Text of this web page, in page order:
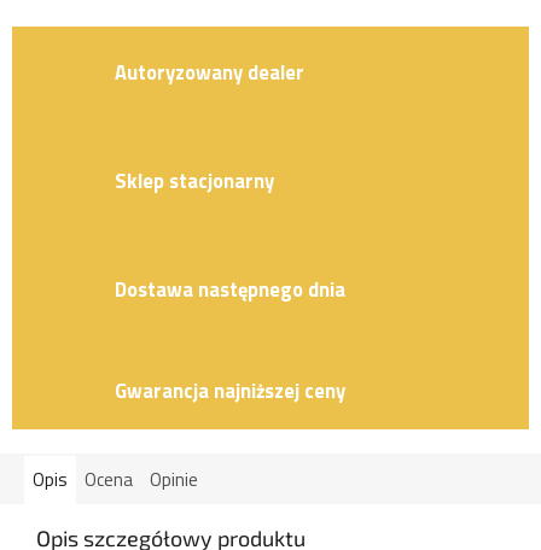
Autoryzowany dealer
Sklep stacjonarny
Dostawa następnego dnia
Gwarancja najniższej ceny
Opis Ocena Opinie
Opis szczegółowy produktu